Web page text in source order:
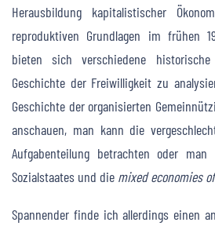
Herausbildung kapitalistischer
reproduktiven Grundlagen im frühen
bieten sich verschiedene
Geschichte der Freiwilligkeit zu
Geschichte der organisierten
anschauen, man kann die
Aufgabenteilung betrachten oder
Sozialstaates und die mixed economies
Spannender finde ich allerdings einen